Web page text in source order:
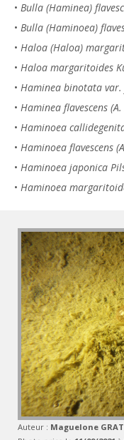
• Bulla (Haminea)
• Bulla (Haminoea)
• Haloa (Haloa)
• Haloa margaritoides
• Haminea binotata
• Haminea flavescens
• Haminoea
• Haminoea flavescens
• Haminoea japonica
• Haminoea
Auteur : Maguelone